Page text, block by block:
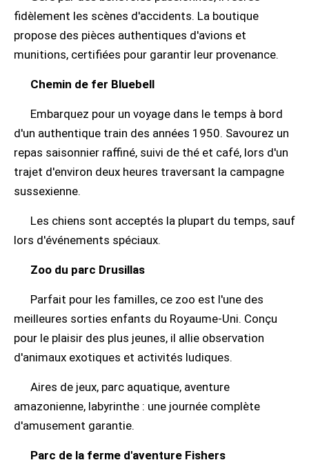
fidèlement les scènes d'accidents. La boutique
propose des pièces authentiques d'avions et
munitions, certifiées pour garantir leur provenance.
Chemin de fer Bluebell
Embarquez pour un voyage dans le temps à bord
d'un authentique train des années 1950. Savourez un
repas saisonnier raffiné, suivi de thé et café, lors d'un
trajet d'environ deux heures traversant la campagne
sussexienne.
Les chiens sont acceptés la plupart du temps, sauf
lors d'événements spéciaux.
Zoo du parc Drusillas
Parfait pour les familles, ce zoo est l'une des
meilleures sorties enfants du Royaume-Uni. Conçu
pour le plaisir des plus jeunes, il allie observation
d'animaux exotiques et activités ludiques.
Aires de jeux, parc aquatique, aventure
amazonienne, labyrinthe : une journée complète
d'amusement garantie.
Parc de la ferme d'aventure Fishers